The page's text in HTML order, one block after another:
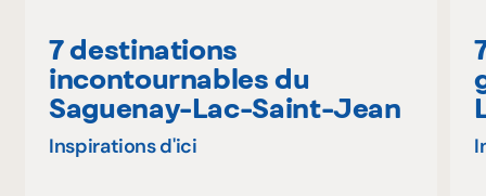
7 destinations
incontournables du
Saguenay-Lac-Saint-Jean
Inspirations d'ici